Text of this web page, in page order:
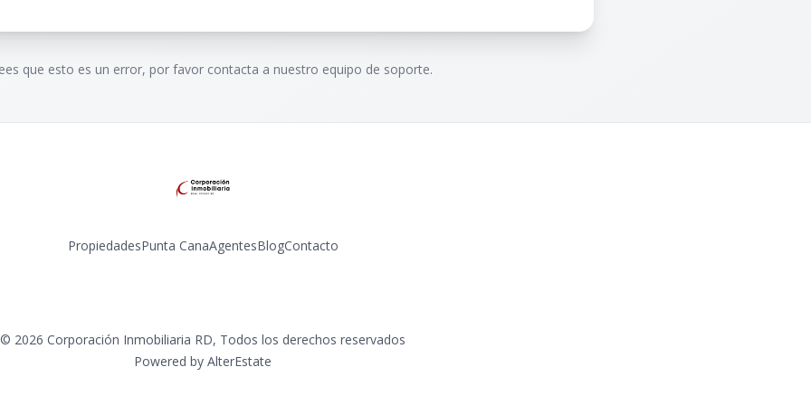
que esto es un error, por favor contacta a nuestro equipo de soporte.
PropiedadesPunta CanaAgentesBlogContacto
© 2026 Corporación Inmobiliaria RD, Todos los derechos reservados
Powered by AlterEstate